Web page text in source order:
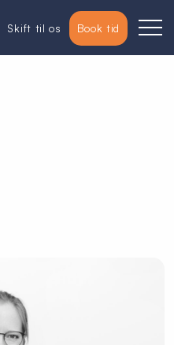
Skift til os Book tid